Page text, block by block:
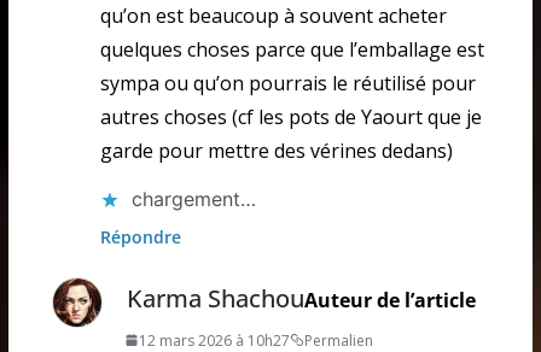
qu’on est beaucoup à souvent acheter
quelques choses parce que l’emballage est
sympa ou qu’on pourrais le réutilisé pour
autres choses (cf les pots de Yaourt que je
garde pour mettre des vérines dedans)
chargement…
Répondre
Karma ShachouAuteur de l’article
12 mars 2026 à 10h27 Permalien